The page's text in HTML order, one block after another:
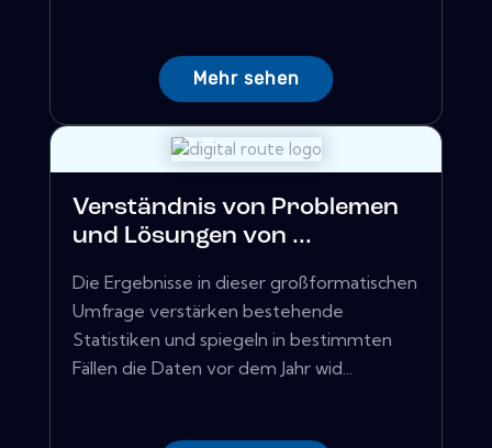
Mehr sehen
Verständnis von Problemen
und Lösungen von ...
Die Ergebnisse in dieser großformatischen
Umfrage verstärken bestehende
Statistiken und spiegeln in bestimmten
Fällen die Daten vor dem Jahr wid...